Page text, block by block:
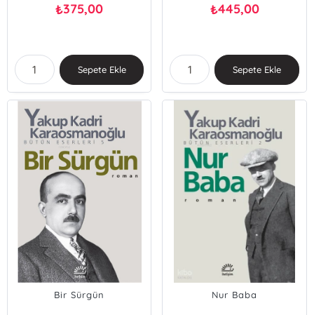
₺375,00
Sepete Ekle
₺445,00
Sepete Ekle
Bir Sürgün Nur Baba